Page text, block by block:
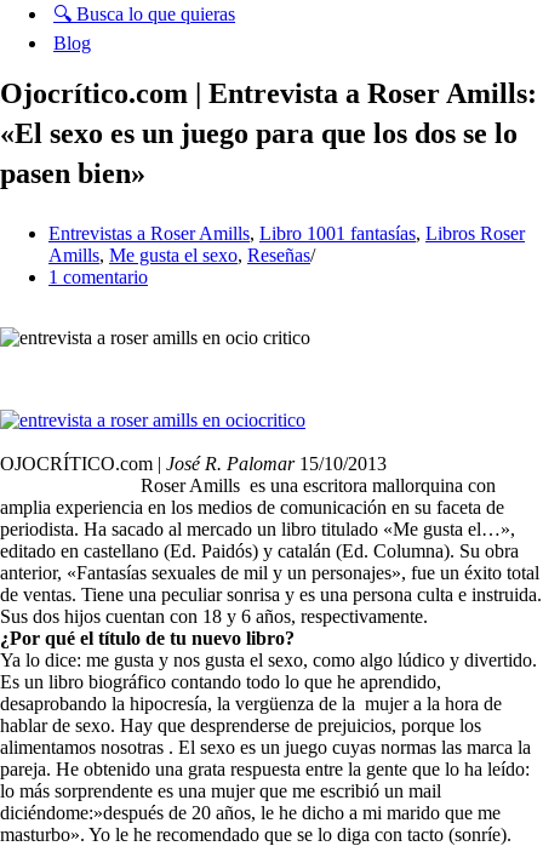
🔍 Busca lo que quieras
Blog
Ojocrítico.com | Entrevista a Roser Amills:
«El sexo es un juego para que los dos se lo
pasen bien»
Entrevistas a Roser Amills, Libro 1001 fantasías, Libros Roser
Amills, Me gusta el sexo, Reseñas
1 comentario
OJOCRÍTICO.com | José R. Palomar15/10/2013
Roser Amills es una escritora mallorquina con
amplia experiencia en los medios de comunicación en su faceta de
periodista. Ha sacado al mercado un libro titulado «Me gusta el…»,
editado en castellano (Ed. Paidós) y catalán (Ed. Columna). Su obra
anterior, «Fantasías sexuales de mil y un personajes», fue un éxito total
de ventas. Tiene una peculiar sonrisa y es una persona culta e instruida.
Sus dos hijos cuentan con 18 y 6 años, respectivamente.
¿Por qué el título de tu nuevo libro?
Ya lo dice: me gusta y nos gusta el sexo, como algo lúdico y divertido.
Es un libro biográfico contando todo lo que he aprendido,
desaprobando la hipocresía, la vergüenza de la mujer a la hora de
hablar de sexo. Hay que desprenderse de prejuicios, porque los
alimentamos nosotras . El sexo es un juego cuyas normas las marca la
pareja. He obtenido una grata respuesta entre la gente que lo ha leído:
lo más sorprendente es una mujer que me escribió un mail
diciéndome:»después de 20 años, le he dicho a mi marido que me
masturbo». Yo le he recomendado que se lo diga con tacto (sonríe).